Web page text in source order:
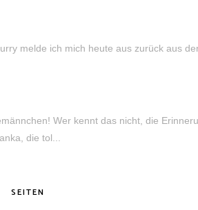
melde ich mich heute aus zurück aus
Wer kennt das nicht, die
die tol...
SEITEN